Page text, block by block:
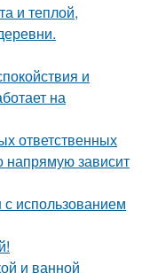
и теплой,
и
на
ответственных
напрямую зависит
использованием
и ванной